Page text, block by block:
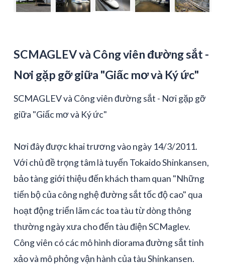
SCMAGLEV và Công viên đường sắt -
Nơi gặp gỡ giữa "Giấc mơ và Ký ức"
SCMAGLEV và Công viên đường sắt - Nơi gặp gỡ
giữa "Giấc mơ và Ký ức"
Nơi đây được khai trương vào ngày 14/3/2011.
Với chủ đề trọng tâm là tuyến Tokaido Shinkansen,
bảo tàng giới thiệu đến khách tham quan "Những
tiến bộ của công nghệ đường sắt tốc độ cao" qua
hoạt động triển lãm các toa tàu từ dòng thông
thường ngày xưa cho đến tàu điện SCMaglev.
Công viên có các mô hình diorama đường sắt tinh
xảo và mô phỏng vận hành của tàu Shinkansen.